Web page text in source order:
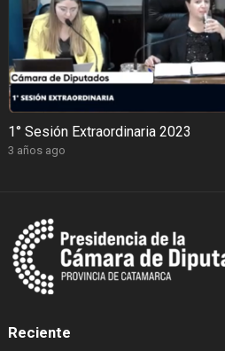
1° Sesión Extraordinaria 2023
3 años ago
Reciente